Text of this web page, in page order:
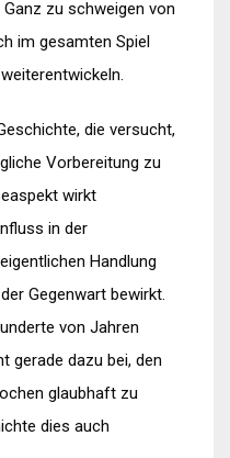
zu schweigen von
im gesamten Spiel
die versucht,
Vorbereitung zu
wirkt
in der
Handlung
Gegenwart bewirkt.
von Jahren
gerade dazu bei, den
glaubhaft zu
dies auch